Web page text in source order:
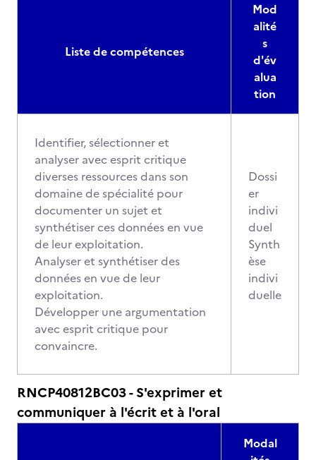
Liste de compétences
Mod
alité
s
d'év
alua
tion
Identifier, sélectionner et
analyser avec esprit critique
diverses ressources dans son
domaine de spécialité pour
documenter un sujet et
synthétiser ces données en vue
de leur exploitation.
Analyser et synthétiser des
données en vue de leur
exploitation.
Développer une argumentation
avec esprit critique pour
convaincre.
Dossi
er
indivi
duel
Synth
èse
indivi
duelle
RNCP40812BC03 - S'exprimer et
communiquer à l'écrit et à l'oral
Modal